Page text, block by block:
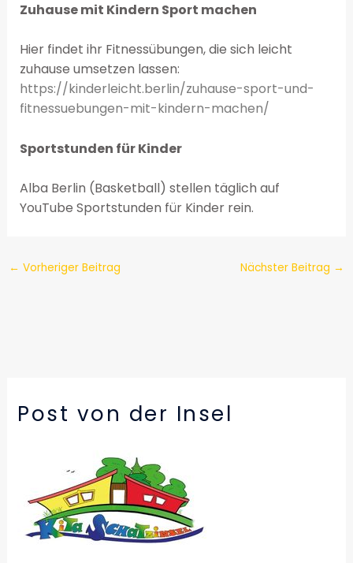
Zuhause mit Kindern Sport machen
Hier findet ihr Fitnessübungen, die sich leicht
zuhause umsetzen lassen:
https://kinderleicht.berlin/zuhause-sport-und-
fitnessuebungen-mit-kindern-machen/
Sportstunden für Kinder
Alba Berlin (Basketball) stellen täglich auf
YouTube Sportstunden für Kinder rein.
← Vorheriger Beitrag Nächster Beitrag →
Post von der Insel